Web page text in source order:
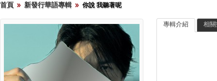
首頁 新發行華語專輯 你說 我聽著呢
專輯介紹 相